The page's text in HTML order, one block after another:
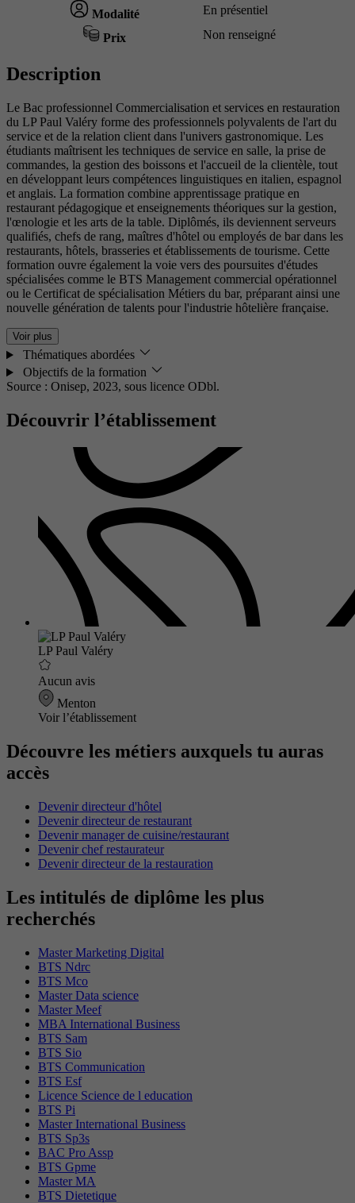
Modalité En présentiel
Prix Non renseigné
Description
Le Bac professionnel Commercialisation et services en restauration
du LP Paul Valéry forme des professionnels polyvalents de l'art du
service et de la relation client dans l'univers gastronomique. Les
étudiants maîtrisent les techniques de service en salle, la prise de
commandes, la gestion des boissons et l'accueil de la clientèle, tout
en développant leurs compétences linguistiques en italien, espagnol
et anglais. La formation combine apprentissage pratique en
restaurant pédagogique et enseignements théoriques sur la gestion,
l'œnologie et les arts de la table. Diplômés, ils deviennent serveurs
qualifiés, chefs de rang, maîtres d'hôtel ou employés de bar dans les
restaurants, hôtels, brasseries et établissements de tourisme. Cette
formation ouvre également la voie vers des poursuites d'études
spécialisées comme le BTS Management commercial opérationnel
ou le Certificat de spécialisation Métiers du bar, préparant ainsi une
nouvelle génération de talents pour l'industrie hôtelière française.
Voir plus
Thématiques abordées
Objectifs de la formation
Source : Onisep, 2023, sous licence ODbl.
Découvrir l’établissement
LP Paul Valéry
Aucun avis
Menton
Voir l’établissement
Découvre les métiers auxquels tu auras
accès
Devenir directeur d'hôtel
Devenir directeur de restaurant
Devenir manager de cuisine/restaurant
Devenir chef restaurateur
Devenir directeur de la restauration
Les intitulés de diplôme les plus
recherchés
Master Marketing Digital
BTS Ndrc
BTS Mco
Master Data science
Master Meef
MBA International Business
BTS Sam
BTS Sio
BTS Communication
BTS Esf
Licence Science de l education
BTS Pi
Master International Business
BTS Sp3s
BAC Pro Assp
BTS Gpme
Master MA
BTS Dietetique